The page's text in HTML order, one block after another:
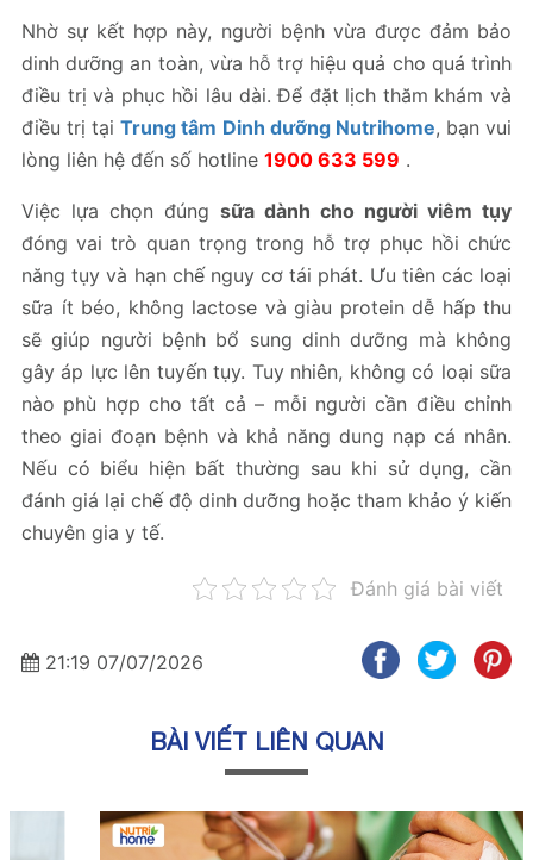
Nhờ sự kết hợp này, người bệnh vừa được đảm bảo
dinh dưỡng an toàn, vừa hỗ trợ hiệu quả cho quá trình
điều trị và phục hồi lâu dài. Để đặt lịch thăm khám và
điều trị tạiTrung tâm Dinh dưỡng Nutrihome, bạn vui
lòng liên hệ đến số hotline 1900 633 599 .
Việc lựa chọn đúng sữa dành cho người viêm tụy
đóng vai trò quan trọng trong hỗ trợ phục hồi chức
năng tụy và hạn chế nguy cơ tái phát. Ưu tiên các loại
sữa ít béo, không lactose và giàu protein dễ hấp thu
sẽ giúp người bệnh bổ sung dinh dưỡng mà không
gây áp lực lên tuyến tụy. Tuy nhiên, không có loại sữa
nào phù hợp cho tất cả – mỗi người cần điều chỉnh
theo giai đoạn bệnh và khả năng dung nạp cá nhân.
Nếu có biểu hiện bất thường sau khi sử dụng, cần
đánh giá lại chế độ dinh dưỡng hoặc tham khảo ý kiến
chuyên gia y tế.
Đánh giá bài viết
21:19 07/07/2026
BÀI VIẾT LIÊN QUAN